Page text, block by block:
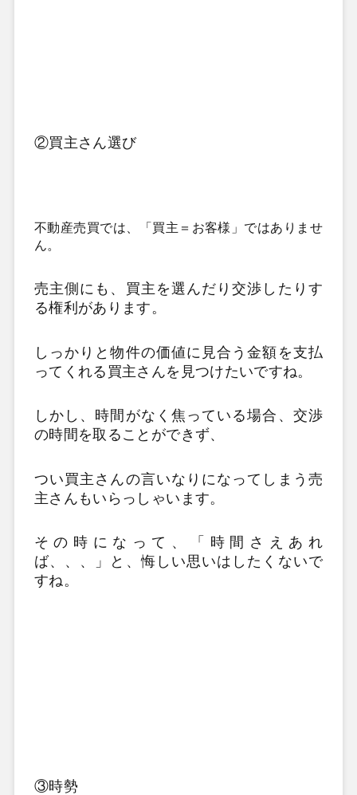
②買主さん選び
不動産売買では、「買主＝お客様」ではありませ
ん。
売主側にも、買主を選んだり交渉したりす
る権利があります。
しっかりと物件の価値に見合う金額を支払
ってくれる買主さんを見つけたいですね。
しかし、時間がなく焦っている場合、交渉
の時間を取ることができず、
つい買主さんの言いなりになってしまう売
主さんもいらっしゃいます。
その時になって、「時間さえあれ
ば、、、」と、悔しい思いはしたくないで
すね。
③時勢